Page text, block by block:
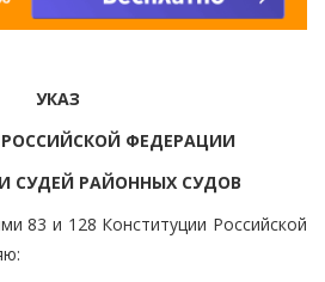
УКАЗ
ФЕДЕРАЦИИ
СУДЕЙ РАЙОННЫХ СУДОВ
83 и 128 Конституции Российской